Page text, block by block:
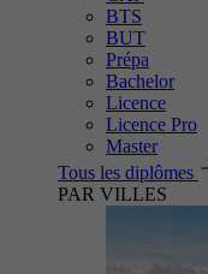
BTS
BUT
Prépa
Bachelor
Licence
Licence Pro
Master
Tous les diplômes
PAR VILLES